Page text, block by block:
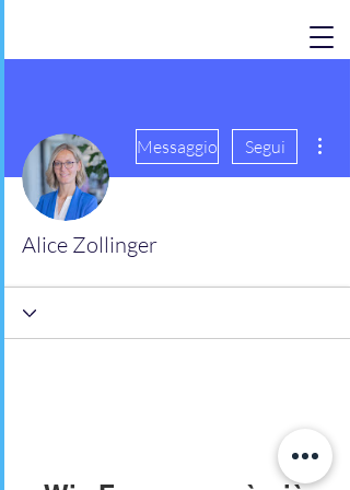
Messaggio Segui
Alice Zollinger